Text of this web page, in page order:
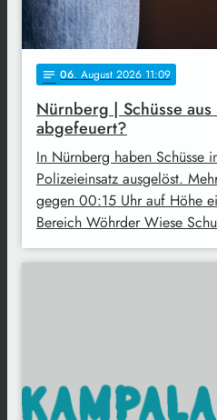
notes 06. August 2026 11:09
Nürnberg | Schüsse
abgefeuert?
In Nürnberg haben Schüsse
Polizeieinsatz ausgelöst.
gegen 00:15 Uhr auf Höhe
Bereich Wöhrder Wiese